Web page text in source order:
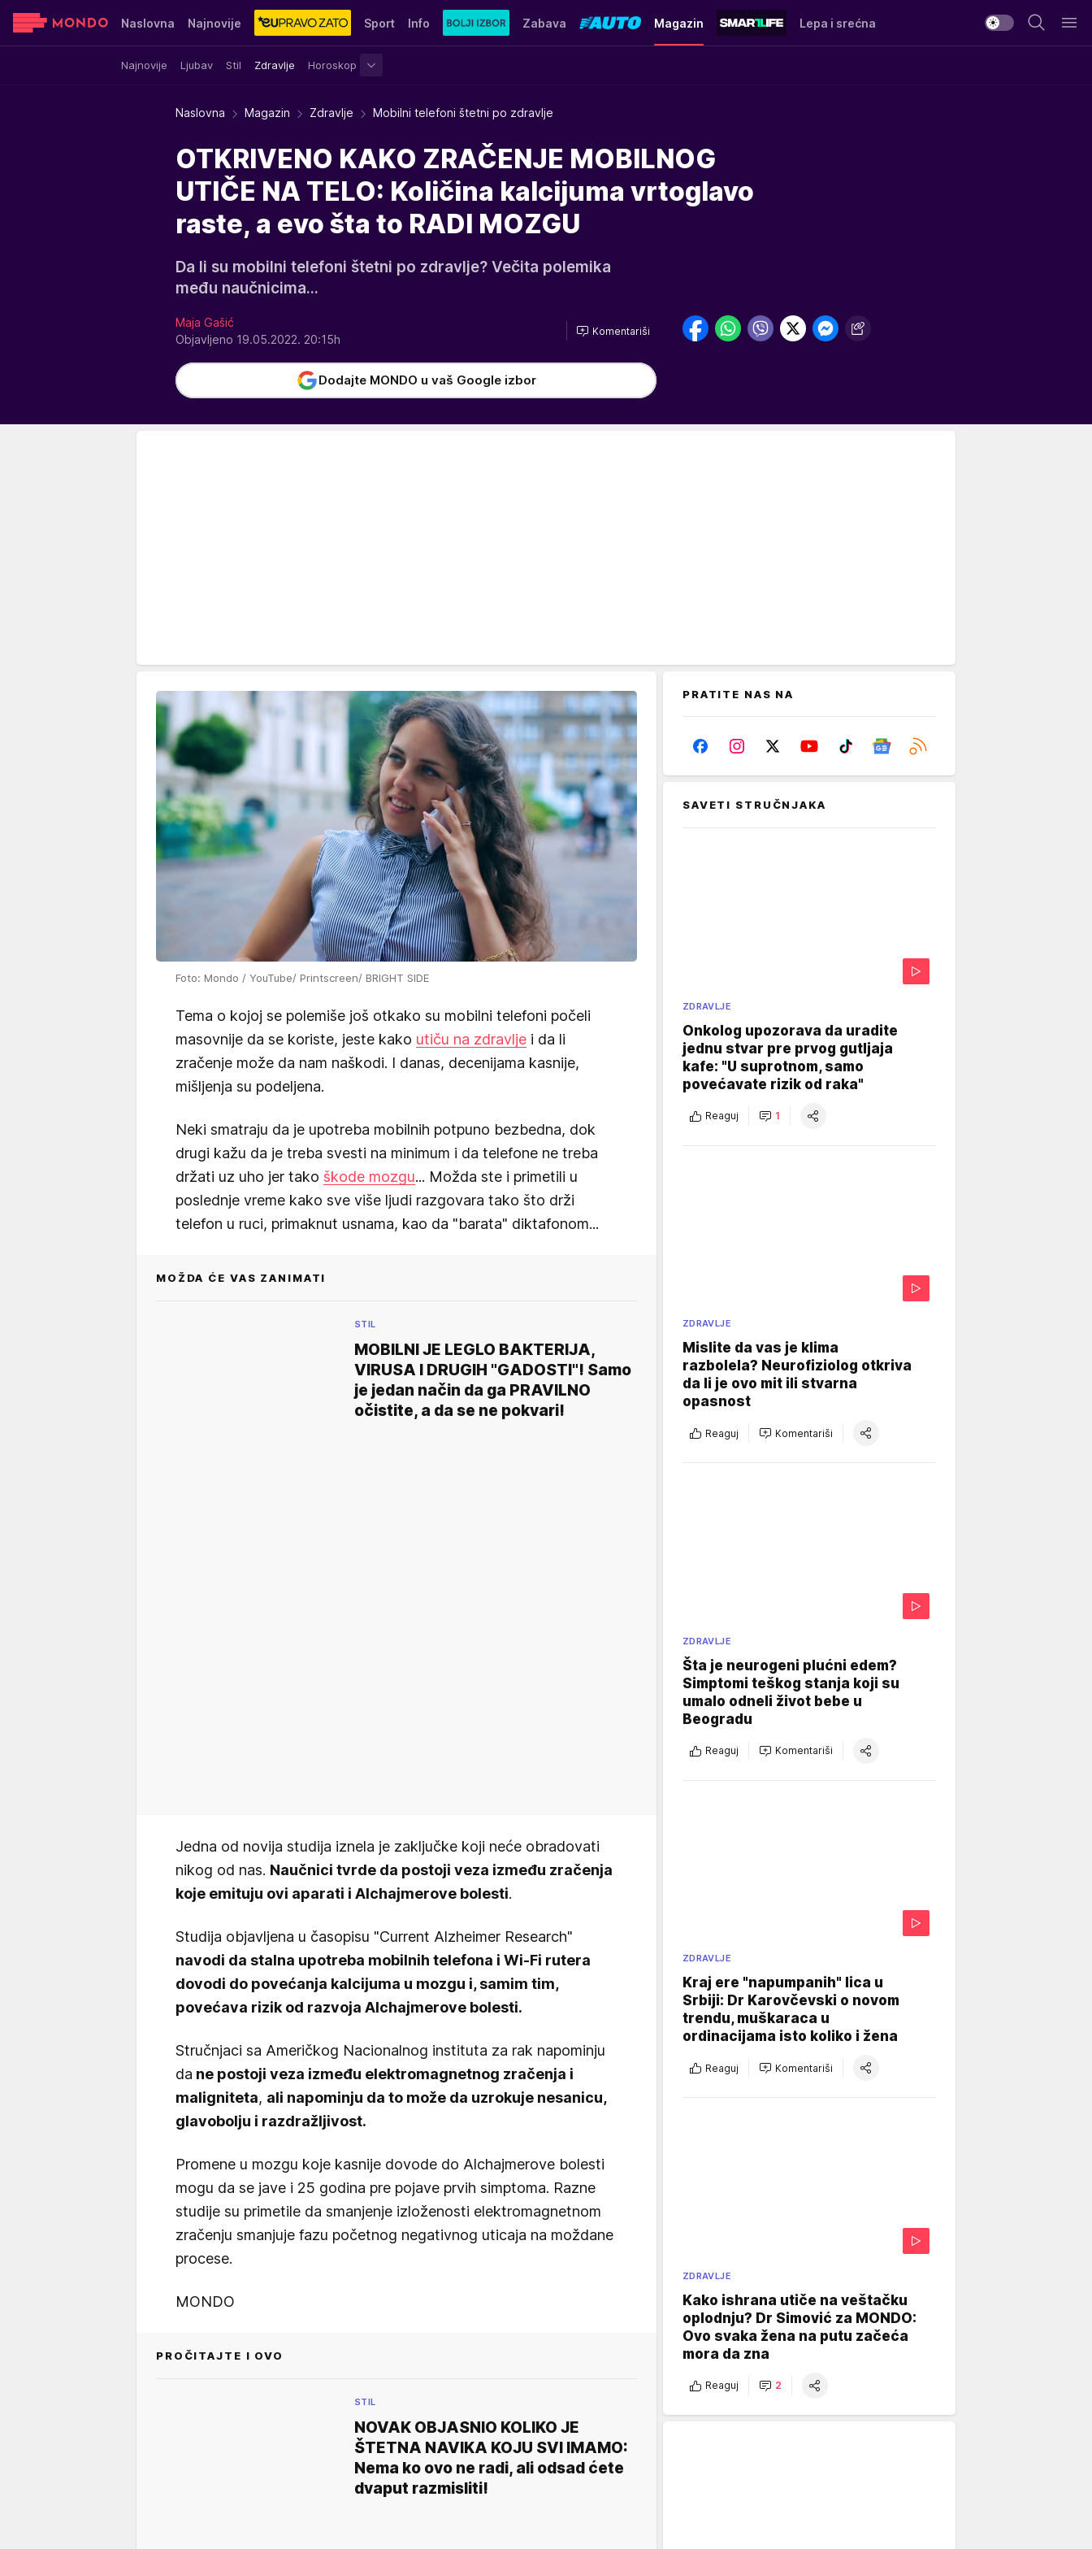
Naslovna Najnovije Sport Info Zabava Magazin
Najnovije Ljubav Stil Zdravlje Horoskop
Lepa i srećna
Sensa Stvar ukusa Yumama
Naslovna Magazin Zdravlje Mobilni telefoni štetni po zdravlje
OTKRIVENO KAKO ZRAČENJE MOBILNOG
UTIČE NA TELO: Količina kalcijuma vrtoglavo
raste, a evo šta to RADI MOZGU
Da li su mobilni telefoni štetni po zdravlje? Večita polemika
među naučnicima...
Maja Gašić
Objavljeno 19.05.2022. 20:15h
Komentariši
Dodajte MONDO u vaš Google izbor
Foto: Mondo / YouTube/ Printscreen/ BRIGHT SIDE
Tema o kojoj se polemiše još otkako su mobilni telefoni počeli
masovnije da se koriste, jeste kako utiču na zdravlje i da li
zračenje može da nam naškodi. I danas, decenijama kasnije,
mišljenja su podeljena.
Neki smatraju da je upotreba mobilnih potpuno bezbedna, dok
drugi kažu da je treba svesti na minimum i da telefone ne treba
držati uz uho jer tako škode mozgu... Možda ste i primetili u
poslednje vreme kako sve više ljudi razgovara tako što drži
telefon u ruci, primaknut usnama, kao da "barata" diktafonom...
MOŽDA ĆE VAS ZANIMATI
STIL
MOBILNI JE LEGLO BAKTERIJA,
VIRUSA I DRUGIH "GADOSTI"! Samo
je jedan način da ga PRAVILNO
očistite, a da se ne pokvari!
Jedna od novija studija iznela je zaključke koji neće obradovati
nikog od nas. Naučnici tvrde da postoji veza između zračenja
koje emituju ovi aparati i Alchajmerove bolesti.
Studija objavljena u časopisu "Current Alzheimer Research"
navodi da stalna upotreba mobilnih telefona i Wi-Fi rutera
dovodi do povećanja kalcijuma u ​​mozgu i, samim tim,
povećava rizik od razvoja Alchajmerove bolesti.
Stručnjaci sa Američkog Nacionalnog instituta za rak napominju
da ne postoji veza između elektromagnetnog zračenja i
maligniteta, ali napominju da to može da uzrokuje nesanicu,
glavobolju i razdražljivost.
Promene u mozgu koje kasnije dovode do Alchajmerove bolesti
mogu da se jave i 25 godina pre pojave prvih simptoma. Razne
studije su primetile da smanjenje izloženosti elektromagnetnom
zračenju smanjuje fazu početnog negativnog uticaja na moždane
procese.
MONDO
PROČITAJTE I OVO
STIL
NOVAK OBJASNIO KOLIKO JE
ŠTETNA NAVIKA KOJU SVI IMAMO:
Nema ko ovo ne radi, ali odsad ćete
dvaput razmisliti!
PRATITE NAS NA
SAVETI STRUČNJAKA
ZDRAVLJE
Onkolog upozorava da uradite
jednu stvar pre prvog gutljaja
kafe: "U suprotnom, samo
povećavate rizik od raka"
Reaguj 1
ZDRAVLJE
Mislite da vas je klima
razbolela? Neurofiziolog otkriva
da li je ovo mit ili stvarna
opasnost
Reaguj Komentariši
ZDRAVLJE
Šta je neurogeni plućni edem?
Simptomi teškog stanja koji su
umalo odneli život bebe u
Beogradu
Reaguj Komentariši
ZDRAVLJE
Kraj ere "napumpanih" lica u
Srbiji: Dr Karovčevski o novom
trendu, muškaraca u
ordinacijama isto koliko i žena
Reaguj Komentariši
ZDRAVLJE
Kako ishrana utiče na veštačku
oplodnju? Dr Simović za MONDO:
Ovo svaka žena na putu začeća
mora da zna
Reaguj 2